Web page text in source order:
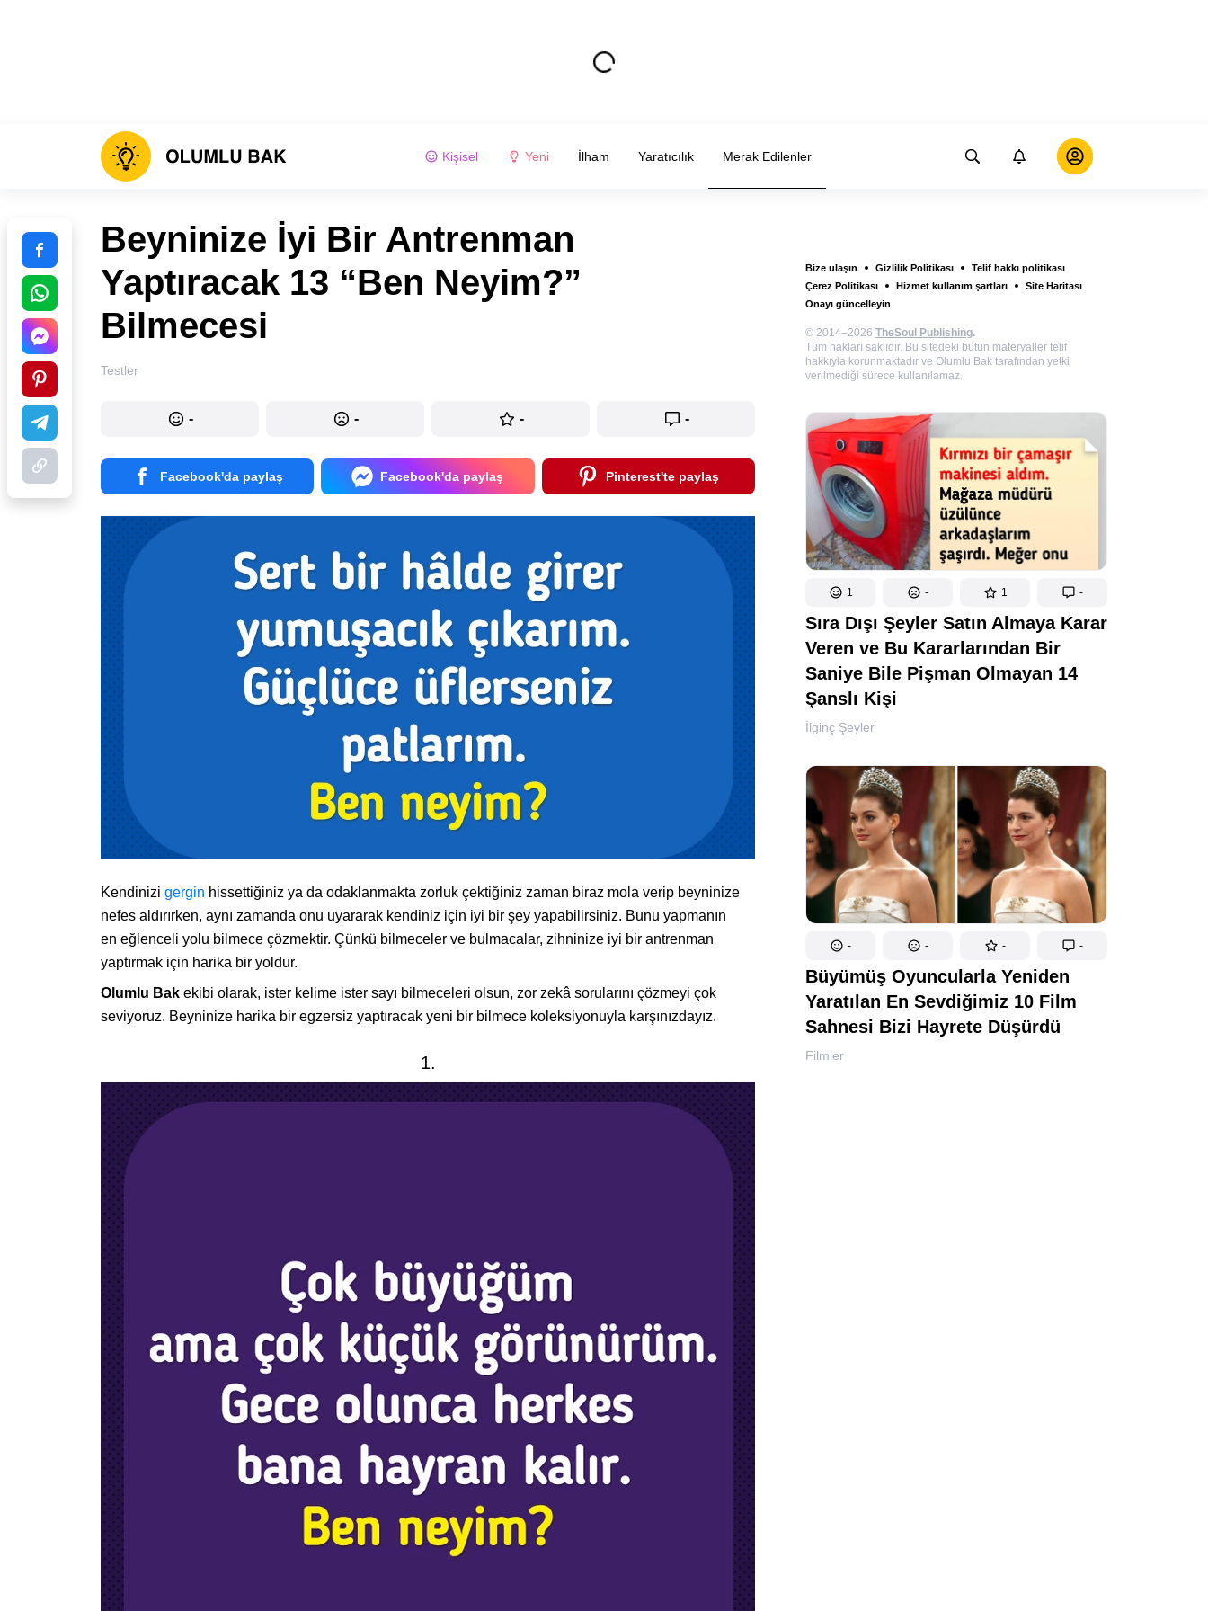
Kişisel Yeni İlham Yaratıcılık Merak Edilenler
Bize ulaşın Gizlilik Politikası
Telif hakkı politikası
Çerez Politikası
Hizmet kullanım şartları
Site Haritası
Onayı güncelleyin
© 2014–2026 TheSoul Publishing.
Tüm hakları saklıdır. Bu sitedeki bütün materyaller telif
hakkıyla korunmaktadır ve Olumlu Bak tarafından yetki
verilmediği sürece kullanılamaz.
1 - 1 -
Sıra Dışı Şeyler Satın Almaya Karar
Veren ve Bu Kararlarından Bir
Saniye Bile Pişman Olmayan 14
Şanslı Kişi
İlginç Şeyler
- - - -
Büyümüş Oyuncularla Yeniden
Yaratılan En Sevdiğimiz 10 Film
Sahnesi Bizi Hayrete Düşürdü
Filmler
Beyninize İyi Bir Antrenman
Yaptıracak 13 “Ben Neyim?”
Bilmecesi
Testler
- - - -
Facebook'da paylaş Facebook'da paylaş Pinterest'te paylaş
Kendinizi gergin hissettiğiniz ya da odaklanmakta zorluk çektiğiniz zaman biraz mola verip beyninize
nefes aldırırken, aynı zamanda onu uyararak kendiniz için iyi bir şey yapabilirsiniz. Bunu yapmanın
en eğlenceli yolu bilmece çözmektir. Çünkü bilmeceler ve bulmacalar, zihninize iyi bir antrenman
yaptırmak için harika bir yoldur.
Olumlu Bak ekibi olarak, ister kelime ister sayı bilmeceleri olsun, zor zekâ sorularını çözmeyi çok
seviyoruz. Beyninize harika bir egzersiz yaptıracak yeni bir bilmece koleksiyonuyla karşınızdayız.
1.